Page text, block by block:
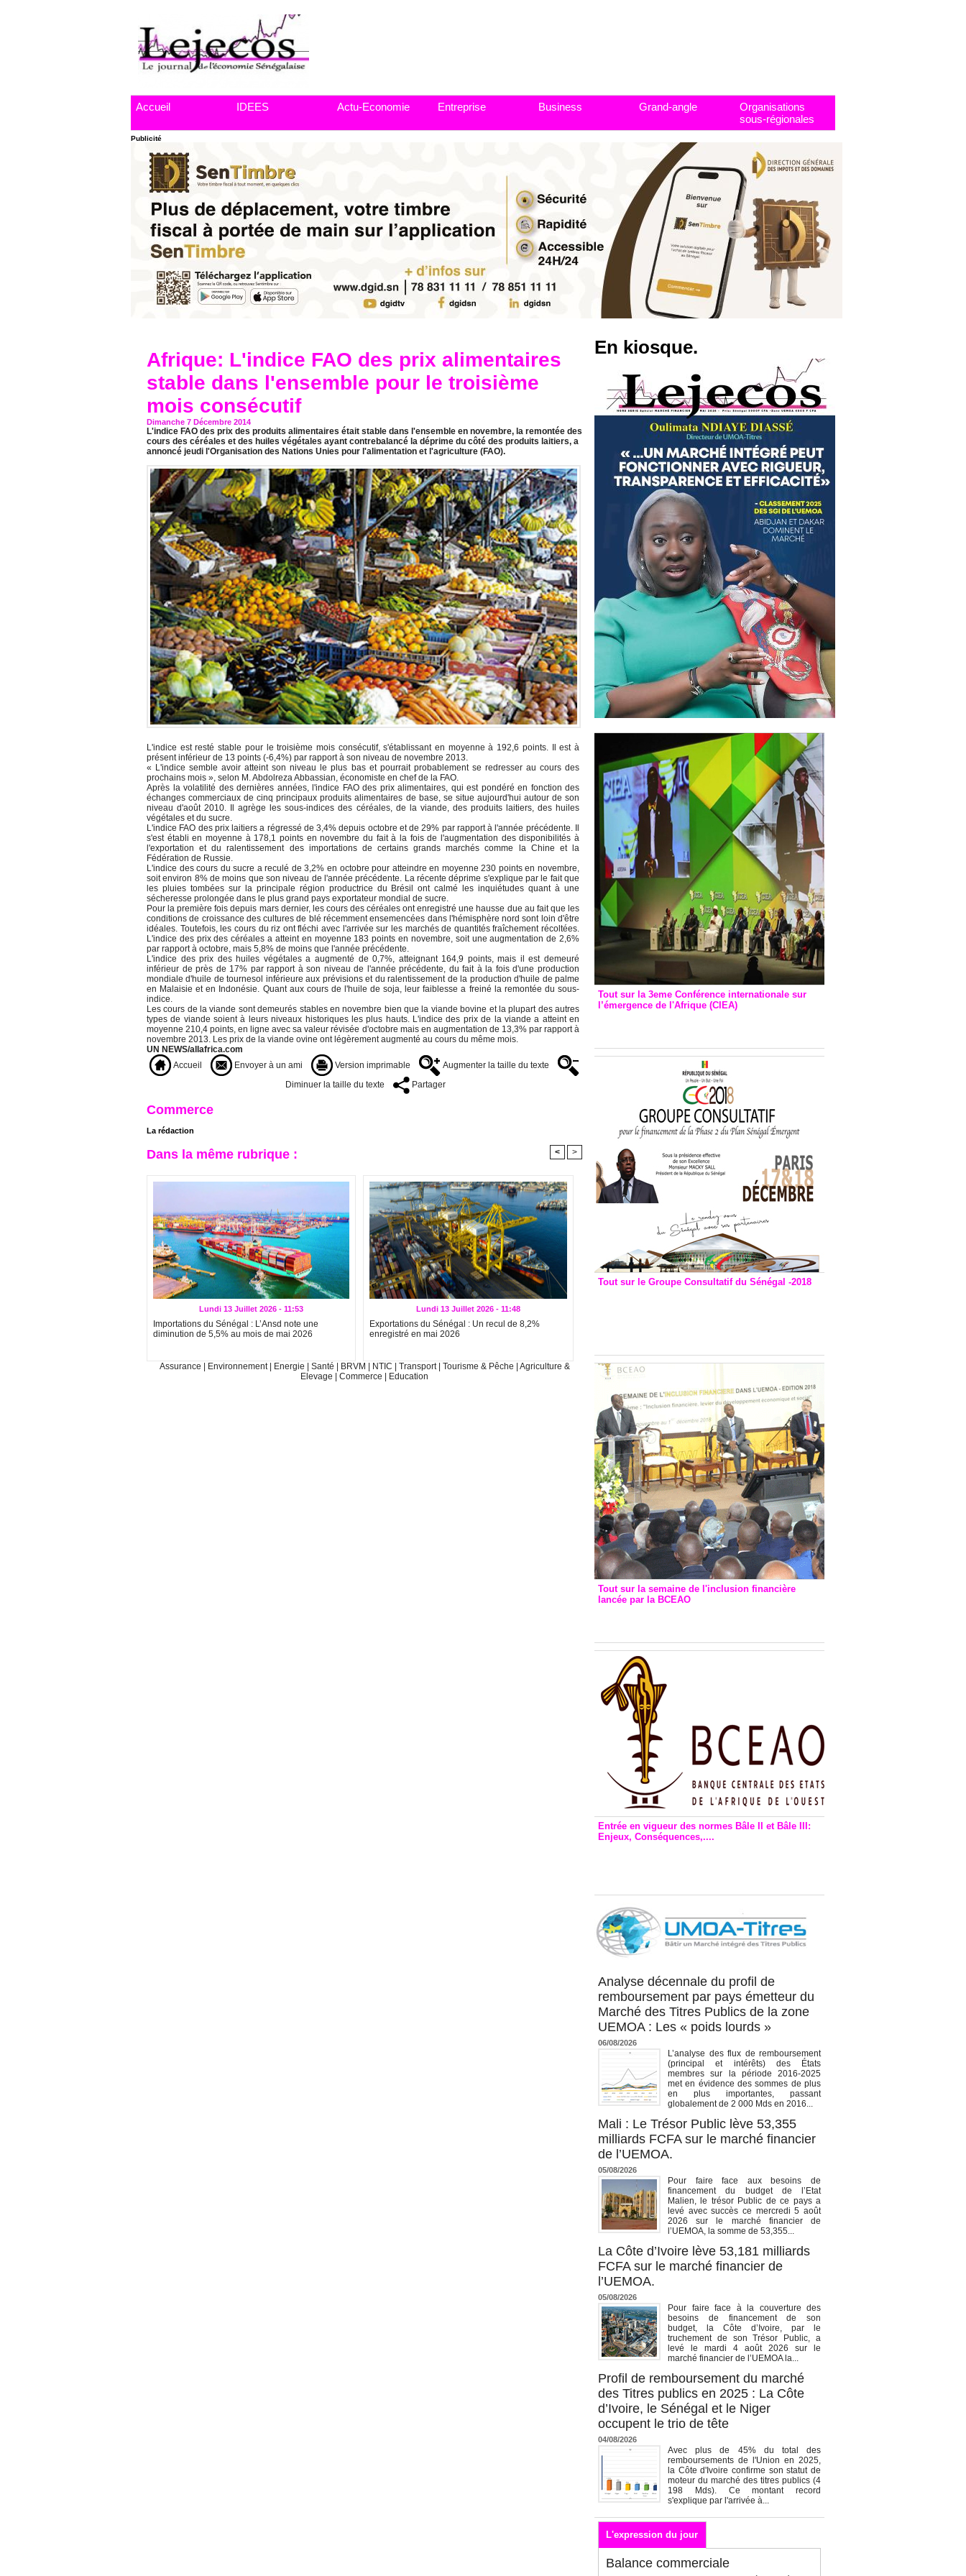
Accueil IDEES Actu-Economie Entreprise Business Grand-angle
Organisations
sous-régionales
Publicité
Afrique: L'indice FAO des prix alimentaires
stable dans l'ensemble pour le troisième
mois consécutif
Dimanche 7 Décembre 2014
L'indice FAO des prix des produits alimentaires était stable dans l'ensemble en novembre, la remontée des
cours des céréales et des huiles végétales ayant contrebalancé la déprime du côté des produits laitiers, a
annoncé jeudi l'Organisation des Nations Unies pour l'alimentation et l'agriculture (FAO).
L'indice est resté stable pour le troisième mois consécutif, s'établissant en moyenne à 192,6 points. Il est à
présent inférieur de 13 points (-6,4%) par rapport à son niveau de novembre 2013.
« L'indice semble avoir atteint son niveau le plus bas et pourrait probablement se redresser au cours des
prochains mois », selon M. Abdolreza Abbassian, économiste en chef de la FAO.
Après la volatilité des dernières années, l'indice FAO des prix alimentaires, qui est pondéré en fonction des
échanges commerciaux de cinq principaux produits alimentaires de base, se situe aujourd'hui autour de son
niveau d'août 2010. Il agrège les sous-indices des céréales, de la viande, des produits laitiers, des huiles
végétales et du sucre.
L'indice FAO des prix laitiers a régressé de 3,4% depuis octobre et de 29% par rapport à l'année précédente. Il
s'est établi en moyenne à 178,1 points en novembre du fait à la fois de l'augmentation des disponibilités à
l'exportation et du ralentissement des importations de certains grands marchés comme la Chine et la
Fédération de Russie.
L'indice des cours du sucre a reculé de 3,2% en octobre pour atteindre en moyenne 230 points en novembre,
soit environ 8% de moins que son niveau de l'année précédente. La récente déprime s'explique par le fait que
les pluies tombées sur la principale région productrice du Brésil ont calmé les inquiétudes quant à une
sécheresse prolongée dans le plus grand pays exportateur mondial de sucre.
Pour la première fois depuis mars dernier, les cours des céréales ont enregistré une hausse due au fait que les
conditions de croissance des cultures de blé récemment ensemencées dans l'hémisphère nord sont loin d'être
idéales. Toutefois, les cours du riz ont fléchi avec l'arrivée sur les marchés de quantités fraîchement récoltées.
L'indice des prix des céréales a atteint en moyenne 183 points en novembre, soit une augmentation de 2,6%
par rapport à octobre, mais 5,8% de moins que l'année précédente.
L'indice des prix des huiles végétales a augmenté de 0,7%, atteignant 164,9 points, mais il est demeuré
inférieur de près de 17% par rapport à son niveau de l'année précédente, du fait à la fois d'une production
mondiale d'huile de tournesol inférieure aux prévisions et du ralentissement de la production d'huile de palme
en Malaisie et en Indonésie. Quant aux cours de l'huile de soja, leur faiblesse a freiné la remontée du sous-
indice.
Les cours de la viande sont demeurés stables en novembre bien que la viande bovine et la plupart des autres
types de viande soient à leurs niveaux historiques les plus hauts. L'indice des prix de la viande a atteint en
moyenne 210,4 points, en ligne avec sa valeur révisée d'octobre mais en augmentation de 13,3% par rapport à
novembre 2013. Les prix de la viande ovine ont légèrement augmenté au cours du même mois.
UN NEWS/allafrica.com
Accueil
Envoyer à un ami Version imprimable
Augmenter la taille du texte
Diminuer la taille du texte
Partager
Commerce
La rédaction
Dans la même rubrique : < >
Lundi 13 Juillet 2026 - 11:53
Importations du Sénégal : L’Ansd note une
diminution de 5,5% au mois de mai 2026
Lundi 13 Juillet 2026 - 11:48
Exportations du Sénégal : Un recul de 8,2%
enregistré en mai 2026
Assurance Environnement Energie Santé BRVM NTIC Transport Tourisme & Pêche
Agriculture &
Elevage
Commerce Education
En kiosque.
Tout sur la 3eme Conférence internationale sur
l’émergence de l'Afrique (CIEA)
Tout sur le Groupe Consultatif du Sénégal -2018
Tout sur la semaine de l'inclusion financière
lancée par la BCEAO
Entrée en vigueur des normes Bâle II et Bâle III:
Enjeux, Conséquences,....
Analyse décennale du profil de
remboursement par pays émetteur du
Marché des Titres Publics de la zone
UEMOA : Les « poids lourds »
06/08/2026
L’analyse des flux de remboursement
(principal et intérêts) des États
membres sur la période 2016-2025
met en évidence des sommes de plus
en plus importantes, passant
globalement de 2 000 Mds en 2016...
Mali : Le Trésor Public lève 53,355
milliards FCFA sur le marché financier
de l’UEMOA.
05/08/2026
Pour faire face aux besoins de
financement du budget de l’Etat
Malien, le trésor Public de ce pays a
levé avec succès ce mercredi 5 août
2026 sur le marché financier de
l’UEMOA, la somme de 53,355...
La Côte d’Ivoire lève 53,181 milliards
FCFA sur le marché financier de
l’UEMOA.
05/08/2026
Pour faire face à la couverture des
besoins de financement de son
budget, la Côte d’Ivoire, par le
truchement de son Trésor Public, a
levé le mardi 4 août 2026 sur le
marché financier de l’UEMOA la...
Profil de remboursement du marché
des Titres publics en 2025 : La Côte
d’Ivoire, le Sénégal et le Niger
occupent le trio de tête
04/08/2026
Avec plus de 45% du total des
remboursements de l'Union en 2025,
la Côte d'Ivoire confirme son statut de
moteur du marché des titres publics (4
198 Mds). Ce montant record
s'explique par l'arrivée à...
L'expression du jour
Balance commerciale